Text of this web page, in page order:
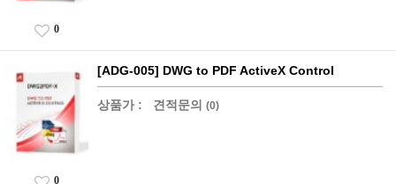
0
[ADG-005] DWG to PDF ActiveX Control
상품가 : 견적문의 (0)
0